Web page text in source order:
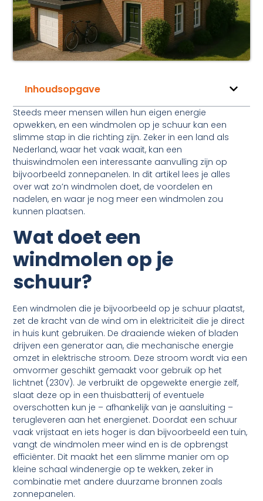
Inhoudsopgave
Steeds meer mensen willen hun eigen energie
opwekken, en een windmolen op je schuur kan een
slimme stap in die richting zijn. Zeker in een land als
Nederland, waar het vaak waait, kan een
thuiswindmolen een interessante aanvulling zijn op
bijvoorbeeld zonnepanelen. In dit artikel lees je alles
over wat zo’n windmolen doet, de voordelen en
nadelen, en waar je nog meer een windmolen zou
kunnen plaatsen.
Wat doet een
windmolen op je
schuur?
Een windmolen die je bijvoorbeeld op je schuur plaatst,
zet de kracht van de wind om in elektriciteit die je direct
in huis kunt gebruiken. De draaiende wieken of bladen
drijven een generator aan, die mechanische energie
omzet in elektrische stroom. Deze stroom wordt via een
omvormer geschikt gemaakt voor gebruik op het
lichtnet (230V). Je verbruikt de opgewekte energie zelf,
slaat deze op in een thuisbatterij of eventuele
overschotten kun je – afhankelijk van je aansluiting –
terugleveren aan het energienet. Doordat een schuur
vaak vrijstaat en iets hoger is dan bijvoorbeeld een tuin,
vangt de windmolen meer wind en is de opbrengst
efficiënter. Dit maakt het een slimme manier om op
kleine schaal windenergie op te wekken, zeker in
combinatie met andere duurzame bronnen zoals
zonnepanelen.